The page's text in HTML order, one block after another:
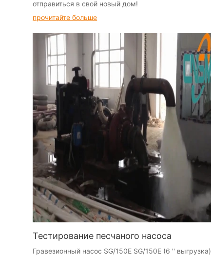
отправиться в свой новый дом!
прочитайте больше
Тестирование песчаного насоса
Гравезионный насос SG/150E SG/150E (6 '' выгрузка)